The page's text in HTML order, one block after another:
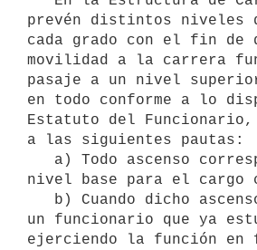
prevén distintos niveles
cada grado con el fin de
movilidad a la carrera
pasaje a un nivel
en todo conforme a lo
Estatuto del Funcionario,
a las siguientes pautas:
nivel base para el cargo
un funcionario que ya
ejerciendo la función en